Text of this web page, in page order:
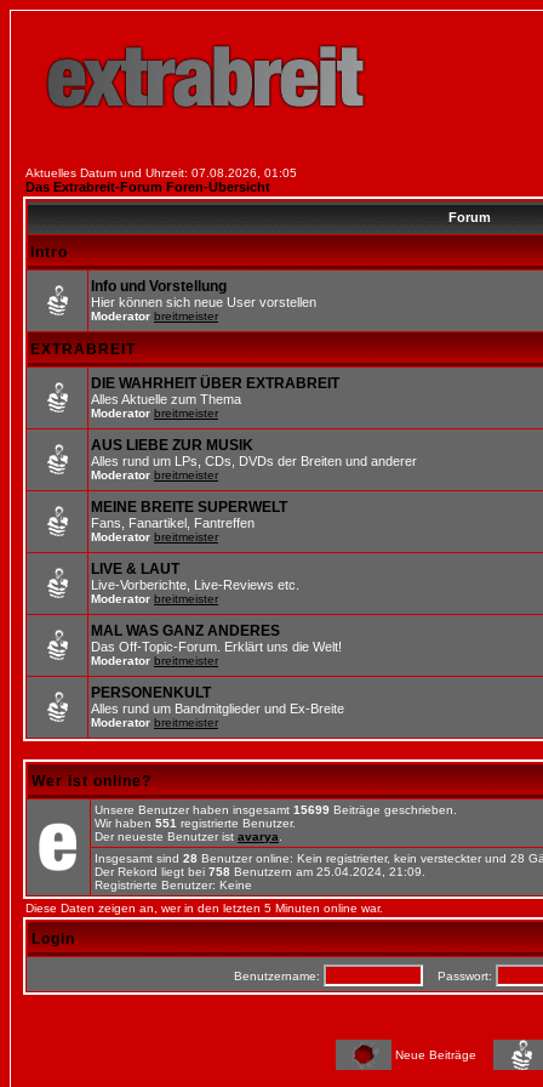
Aktuelles Datum und Uhrzeit: 07.08.2026, 01:05
Das Extrabreit-Forum Foren-Übersicht
Forum
Intro
Info und Vorstellung
Hier können sich neue User vorstellen
Moderator breitmeister
EXTRABREIT
DIE WAHRHEIT ÜBER EXTRABREIT
Alles Aktuelle zum Thema
Moderator breitmeister
AUS LIEBE ZUR MUSIK
Alles rund um LPs, CDs, DVDs der Breiten und anderer
Moderator breitmeister
MEINE BREITE SUPERWELT
Fans, Fanartikel, Fantreffen
Moderator breitmeister
LIVE & LAUT
Live-Vorberichte, Live-Reviews etc.
Moderator breitmeister
MAL WAS GANZ ANDERES
Das Off-Topic-Forum. Erklärt uns die Welt!
Moderator breitmeister
PERSONENKULT
Alles rund um Bandmitglieder und Ex-Breite
Moderator breitmeister
Wer ist online?
Unsere Benutzer haben insgesamt 15699 Beiträge geschrieben.
Wir haben 551 registrierte Benutzer.
Der neueste Benutzer ist avarya
Insgesamt sind 28 Benutzer online: Kein registrierter, kein versteckter und 28
Der Rekord liegt bei 758 Benutzern am 25.04.2024, 21:09.
Registrierte Benutzer: Keine
Diese Daten zeigen an, wer in den letzten 5 Minuten online war.
Login
Benutzername: Passwort:
Neue Beiträge